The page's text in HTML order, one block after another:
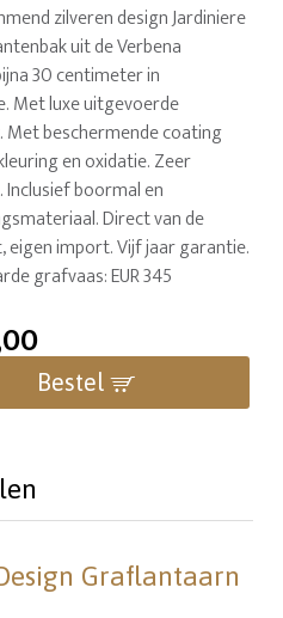
zilveren design Jardiniere
uit de Verbena
30 centimeter in
Met luxe uitgevoerde
Met beschermende coating
en oxidatie. Zeer
Inclusief boormal en
Direct van de
eigen import. Vijf jaar garantie.
grafvaas: EUR 345
Bestel
Graflantaarn